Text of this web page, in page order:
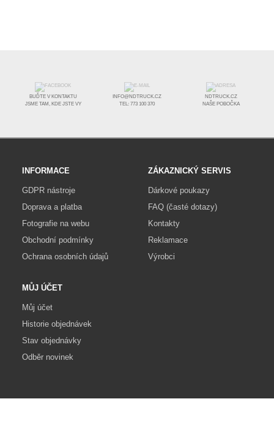
BUĎTE V KONTAKTU
JSME TAM, KDE JSTE VY
INFO@NDTRUCK.CZ
TEL: 773 100 370
NDTRUCK.CZ
NAŠE POBOČKA
INFORMACE
GDPR nástroje
Doprava a platba
Fotografie na webu
Obchodní podmínky
Ochrana osobních údajů
ZÁKAZNICKÝ SERVIS
Dárkové poukazy
FAQ (časté dotazy)
Kontakty
Reklamace
Výrobci
MŮJ ÚČET
Můj účet
Historie objednávek
Stav objednávky
Odběr novinek